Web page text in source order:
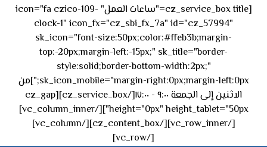
[cz_service_box title="ساعات العمل" icon="fa czico-109-
clock-1" icon_fx="cz_sbi_fx_7a" id="cz_57994"
sk_icon="font-size:50px;color:#ffeb3b;margin-
top:-20px;margin-left:-15px;" sk_title="border-
style:solid;border-bottom-width:2px;"
sk_icon_mobile="margin-right:0px;margin-left:0px;"]من
الاثنين إلى الجمعة ٩:٠٠ - ١٧:٠٠[/cz_service_box][cz_gap
height="0px" height_tablet="50px"][/vc_column_inner]
[/vc_row_inner][/cz_content_box][/vc_column]
[/vc_row]